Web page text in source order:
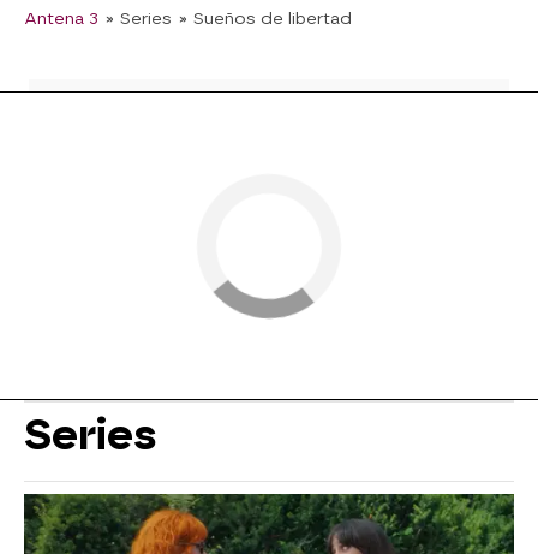
Antena 3 » Series » Sueños de libertad
Series